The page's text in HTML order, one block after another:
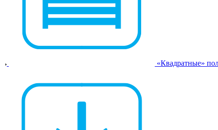
«Квадратные»